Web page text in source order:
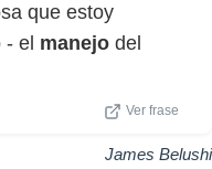
que estoy
el manejo del
Ver frase
James Belushi